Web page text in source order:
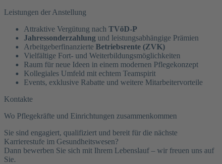
Leistungen der Anstellung
Attraktive Vergütung nach TVöD-P
Jahressonderzahlung und leistungsabhängige Prämien
Arbeitgeberfinanzierte Betriebsrente (ZVK)
Vielfältige Fort- und Weiterbildungsmöglichkeiten
Raum für neue Ideen in einem modernen Pflegekonzept
Kollegiales Umfeld mit echtem Teamspirit
Events, exklusive Rabatte und weitere Mitarbeitervorteile
Kontakte
Wo Pflegekräfte und Einrichtungen zusammenkommen
Sie sind engagiert, qualifiziert und bereit für die nächste
Karrierestufe im Gesundheitswesen?
Dann bewerben Sie sich mit Ihrem Lebenslauf – wir freuen uns auf
Sie.